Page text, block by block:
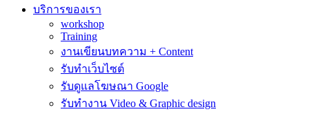
บริการของเรา
workshop
Training
งานเขียนบทความ + Content
รับทำเว็บไซต์
รับดูแลโฆษณา Google
รับทำงาน Video & Graphic design